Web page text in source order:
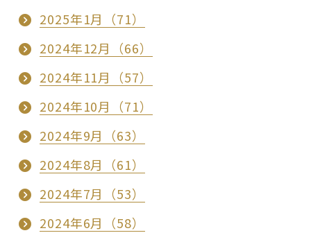
2025年1月（71）
2024年12月（66）
2024年11月（57）
2024年10月（71）
2024年9月（63）
2024年8月（61）
2024年7月（53）
2024年6月（58）